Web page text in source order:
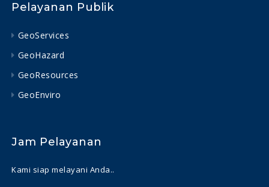
Pelayanan Publik
GeoServices
GeoHazard
GeoResources
GeoEnviro
Jam Pelayanan
Kami siap melayani Anda..